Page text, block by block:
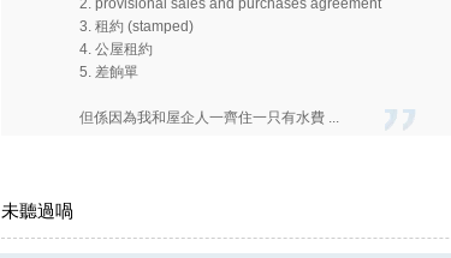
2. provisional sales and purchases agreement
3. 租約 (stamped)
4. 公屋租約
5. 差餉單
但係因為我和屋企人一齊住一只有水費 ...
未聽過喎